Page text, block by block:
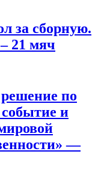
за сборную.
21 мяч
по
и
—